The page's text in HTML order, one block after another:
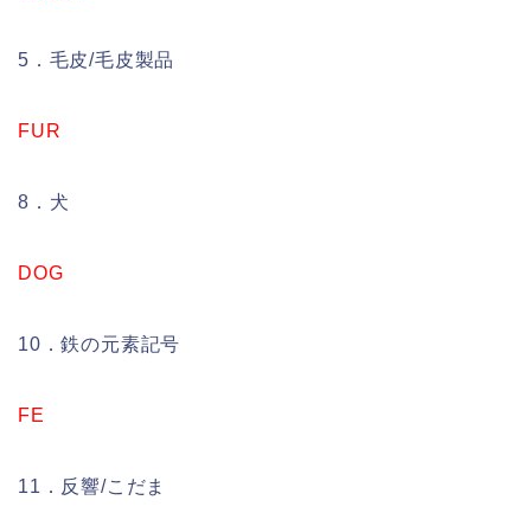
5．毛皮/毛皮製品
FUR
8．犬
DOG
10．鉄の元素記号
FE
11．反響/こだま